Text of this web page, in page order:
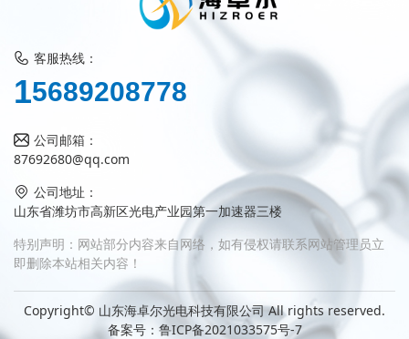
客服热线：
15689208778
公司邮箱：
87692680@qq.com
公司地址：
山东省潍坊市高新区光电产业园第一加速器三楼
特别声明：网站部分内容来自网络，如有侵权请联系网站管理员立
即删除本站相关内容！
Copyright© 山东海卓尔光电科技有限公司 All rights reserved.
备案号： 鲁ICP备2021033575号-7